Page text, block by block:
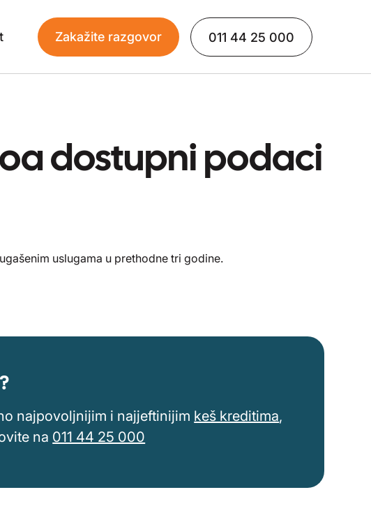
Zakažite razgovor 011 44 25 000
dostupni podaci
uslugama u prethodne tri godine.
najpovoljnijim i najjeftinijim keš kreditima,
na 011 44 25 000